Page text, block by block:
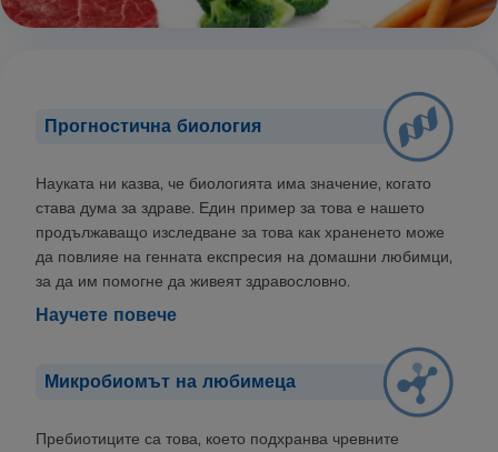
Прогностична биология
Науката ни казва, че биологията има значение, когато
става дума за здраве. Един пример за това е нашето
продължаващо изследване за това как храненето може
да повлияе на генната експресия на домашни любимци,
за да им помогне да живеят здравословно.
Научете повече
Микробиомът на любимеца
Пребиотиците са това, което подхранва чревните